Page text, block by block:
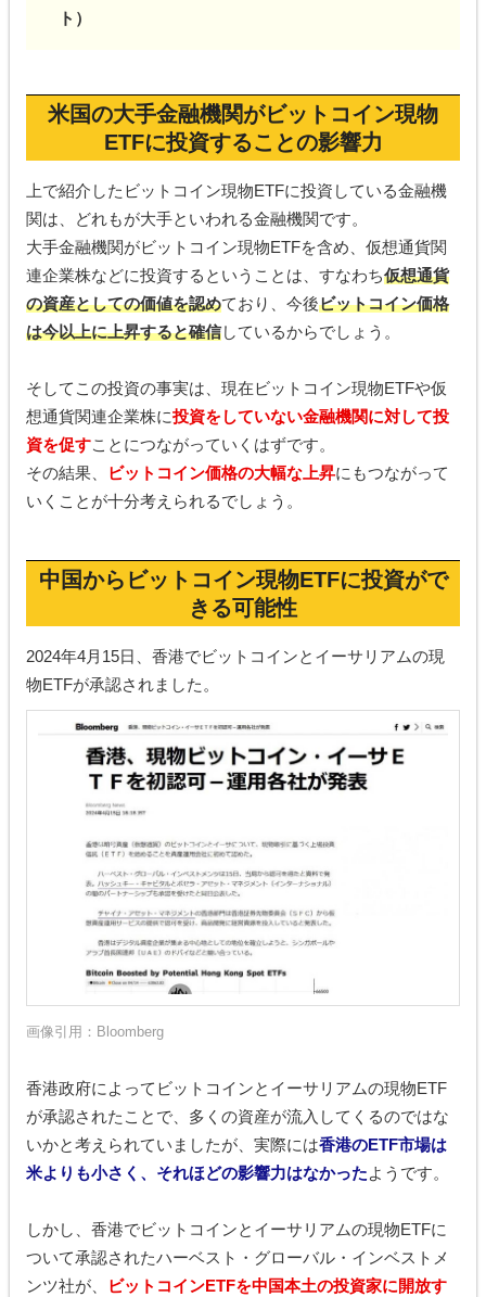
ト）
米国の大手金融機関がビットコイン現物
ETFに投資することの影響力
上で紹介したビットコイン現物ETFに投資している金融機
関は、どれもが大手といわれる金融機関です。
大手金融機関がビットコイン現物ETFを含め、仮想通貨関
連企業株などに投資するということは、すなわち仮想通貨
の資産としての価値を認めており、今後ビットコイン価格
は今以上に上昇すると確信しているからでしょう。
そしてこの投資の事実は、現在ビットコイン現物ETFや仮
想通貨関連企業株に投資をしていない金融機関に対して投
資を促すことにつながっていくはずです。
その結果、
ビットコイン価格の大幅な上昇にもつながって
いくことが十分考えられるでしょう。
中国からビットコイン現物ETFに投資がで
きる可能性
2024年4月15日、香港でビットコインとイーサリアムの現
物ETFが承認されました。
画像引用： Bloomberg
香港政府によってビットコインとイーサリアムの現物ETF
が承認されたことで、多くの資産が流入してくるのではな
いかと考えられていましたが、実際には香港のETF市場は
米よりも小さく、それほどの影響力はなかったようです。
しかし、香港でビットコインとイーサリアムの現物ETFに
ついて承認されたハーベスト・グローバル・インベストメ
ンツ社が、
ビットコインETFを中国本土の投資家に開放す